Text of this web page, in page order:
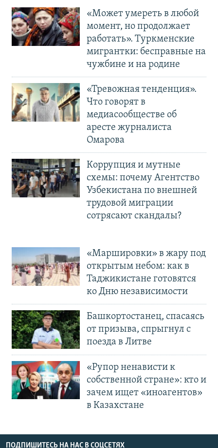
«Может умереть в любой
момент, но продолжает
работать». Туркменские
мигрантки: бесправные на
чужбине и на родине
«Тревожная тенденция».
Что говорят в
медиасообществе об
аресте журналиста
Омарова
Коррупция и мутные
схемы: почему Агентство
Узбекистана по внешней
трудовой миграции
сотрясают скандалы?
«Маршировки» в жару под
открытым небом: как в
Таджикистане готовятся
ко Дню независимости
Башкортостанец, спасаясь
от призыва, спрыгнул с
поезда в Литве
«Рупор ненависти к
собственной стране»: кто и
зачем ищет «иноагентов»
в Казахстане
ПОДПИШИТЕСЬ НА НАС В СОЦСЕТЯХ